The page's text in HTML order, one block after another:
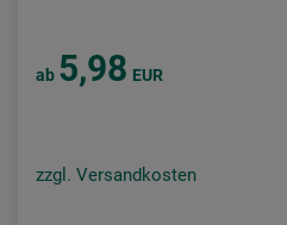
ab 5,98 EUR
zzgl. Versandkosten